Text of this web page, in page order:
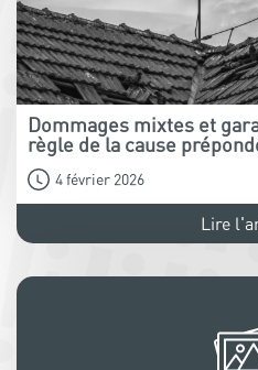
Dommages mixtes et
règle de la cause
4 février 2026
Lire